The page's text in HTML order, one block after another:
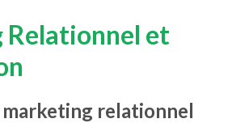
et
relationnel